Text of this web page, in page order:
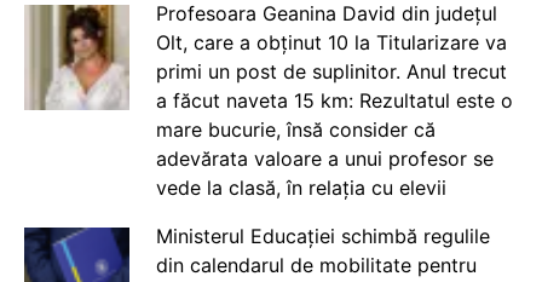
Profesoara Geanina David din județul
Olt, care a obținut 10 la Titularizare va
primi un post de suplinitor. Anul trecut
a făcut naveta 15 km: Rezultatul este o
mare bucurie, însă consider că
adevărata valoare a unui profesor se
vede la clasă, în relația cu elevii
Ministerul Educației schimbă regulile
din calendarul de mobilitate pentru